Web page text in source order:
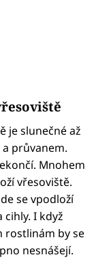
je slunečné až
průvanem.
Mnohem
vřesoviště.
se vpodloží
cihly. I když
rostlinám by se
nesnášejí.